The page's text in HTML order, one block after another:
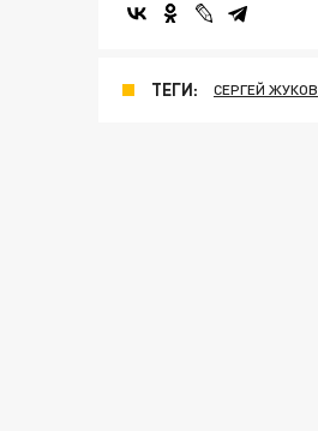
ТЕГИ: СЕРГЕЙ ЖУКОВ